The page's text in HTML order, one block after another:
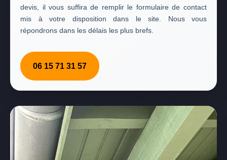
devis, il vous suffira de remplir le formulaire de contact
mis à votre disposition dans le site. Nous vous
répondrons dans les délais les plus brefs.
06 15 71 31 57